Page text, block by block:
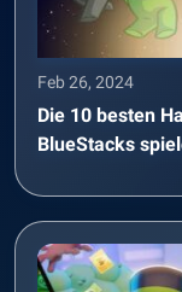
Feb 26, 2024
Die 10 besten
BlueStacks